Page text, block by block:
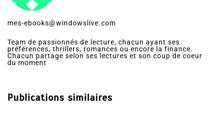
mes-ebooks@windowslive.com
Team de passionnés de lecture, chacun ayant ses
préférences, thrillers, romances ou encore la finance.
Chacun partage selon ses lectures et son coup de coeur
du moment
Publications similaires